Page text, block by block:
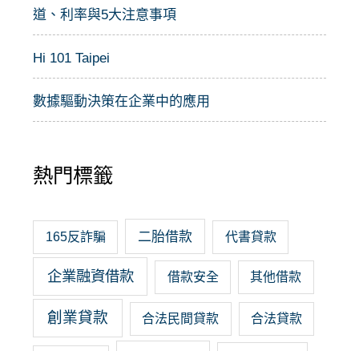
道、利率與5大注意事項
Hi 101 Taipei
數據驅動決策在企業中的應用
熱門標籤
165反詐騙 二胎借款 代書貸款
企業融資借款 借款安全 其他借款
創業貸款 合法民間貸款 合法貸款